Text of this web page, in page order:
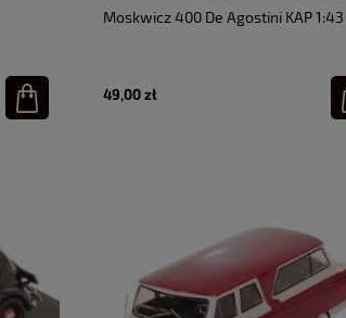
Moskwicz 400 De Agostini KAP 1:43
49,00 zł